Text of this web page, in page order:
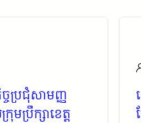
ចប្រជុំសាមញ្ញ
ប្រឹក្សាខេត្ត